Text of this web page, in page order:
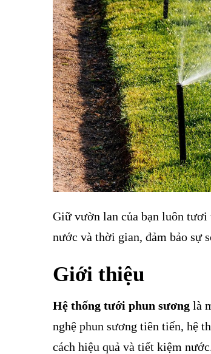
Giữ vườn lan của bạn luôn
nước và thời gian, đảm bảo sự
Giới thiệu
Hệ thống tưới phun sương là
nghệ phun sương tiên tiến, hệ
cách hiệu quả và tiết kiệm